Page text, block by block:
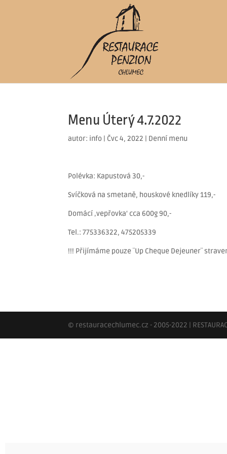
Menu Úterý 4.7.2022
autor: info | Čvc 4, 2022 | Denní menu
Polévka: Kapustová 30,-
Svíčková na smetaně, houskové knedlíky 119,-
Domácí ‚vepřovka‘ cca 600g 90,-
Tel.: 775336322, 475205339
!!! Přijímáme pouze ¨Up Cheque Dejeuner¨
© restauracechlumec.cz - 2005-2022 |